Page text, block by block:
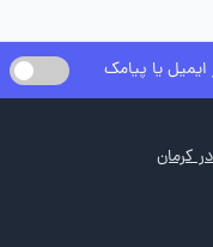
یا پیامک
کرمان